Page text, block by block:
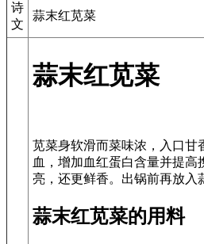
诗
文
蒜末红苋菜
蒜末红苋菜
苋菜身软滑而菜味浓，入口
血，增加血红蛋白含量并提
蒜末红苋菜的用料